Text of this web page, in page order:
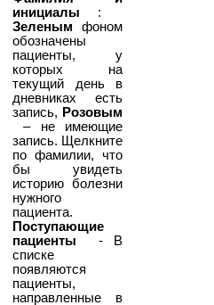
инициалы
:
Зеленым
фоном
обозначены
пациенты, у
которых на
текущий день в
дневниках есть
запись, Розовым
– не имеющие
запись. Щелкните
по фамилии, что
бы увидеть
историю болезни
нужного
пациента.
Поступающие
пациенты
- В
списке
появляются
пациенты,
направленные в